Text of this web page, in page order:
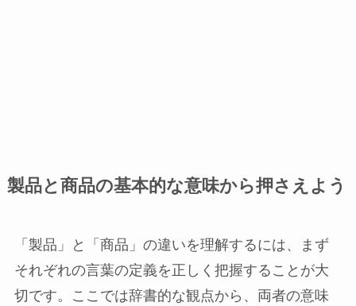
製品と商品の基本的な意味から押さえよう
「製品」と「商品」の違いを理解するには、まず
それぞれの言葉の定義を正しく把握することが大
切です。ここでは辞書的な観点から、両者の意味